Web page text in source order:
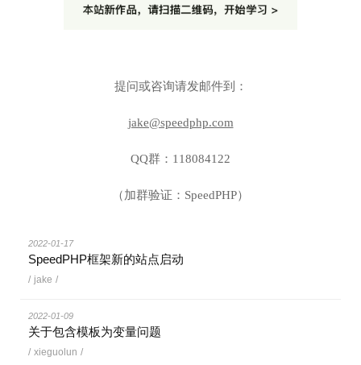
提问或咨询请发邮件到：
jake@speedphp.com
QQ群：118084122
（加群验证：SpeedPHP）
2022-01-17
SpeedPHP框架新的站点启动
/ jake /
2022-01-09
关于包含模板为变量问题
/ xieguolun /